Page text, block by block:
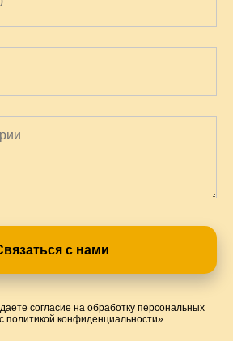
с нами
согласие на обработку персональных
политикой конфиденциальности»